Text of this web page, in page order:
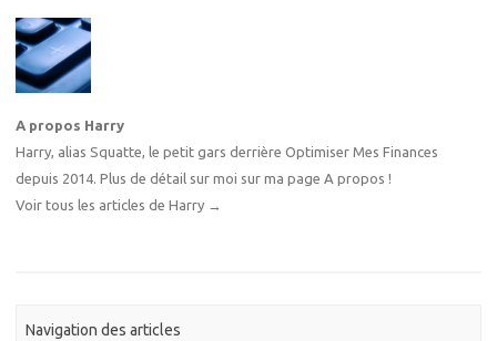
A propos Harry
Harry, alias Squatte, le petit gars derrière Optimiser Mes Finances
depuis 2014. Plus de détail sur moi sur ma page A propos !
Voir tous les articles de Harry →
Navigation des articles